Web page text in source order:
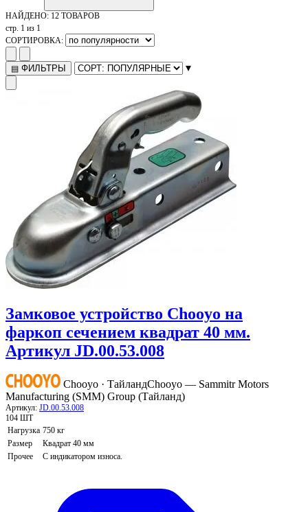
НАЙДЕНО: 12 ТОВАРОВ
стр. 1 из 1
СОРТИРОВКА:
▤ ФИЛЬТРЫ ▾
Замковое устройство Chooyo на
фаркоп сечением квадрат 40 мм.
Артикул JD.00.53.008
Chooyo · ТайландChooyo — Sammitr Motors
Manufacturing (SMM) Group (Тайланд)
Артикул: JD.00.53.008
104 ШТ
Нагрузка 750 кг
Размер
Квадрат 40 мм
Прочее
С индикатором износа.